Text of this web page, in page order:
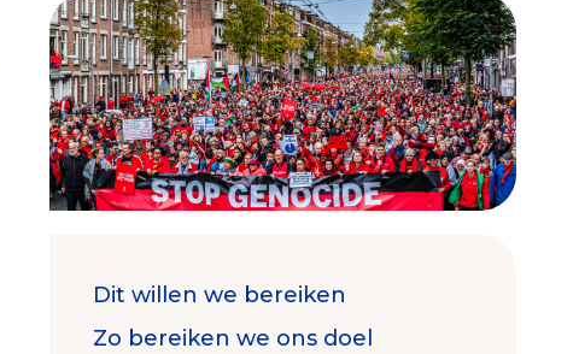
Check keurmerk goede doelen
Dit willen we bereiken
Zo bereiken we ons doel